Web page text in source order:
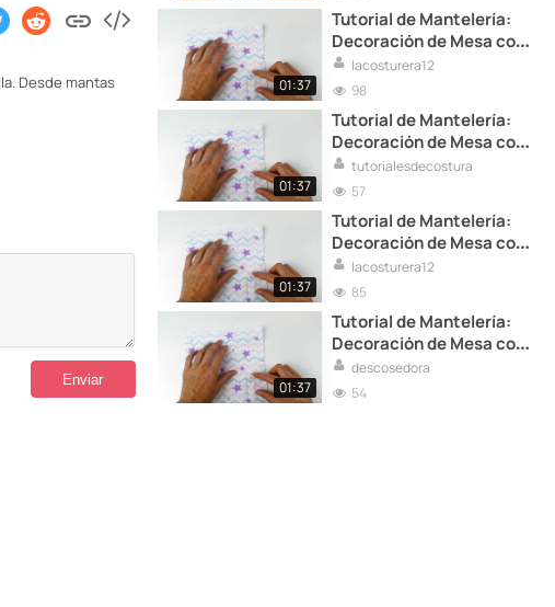
Desde mantas
01:37
Tutorial de Mantelería:
Decoración de Mesa con
Toques Personalizados
lacosturera12
98
01:37
Tutorial de Mantelería:
Decoración de Mesa con
Toques Personalizados
tutorialesdecostura
57
01:37
Tutorial de Mantelería:
Decoración de Mesa con
Toques Personalizados
lacosturera12
85
01:37
Tutorial de Mantelería:
Decoración de Mesa con
Toques Personalizados
descosedora
54